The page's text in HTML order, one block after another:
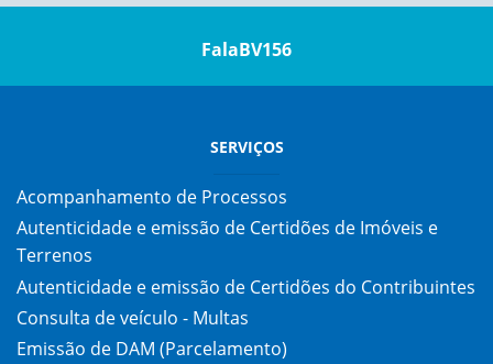
FalaBV156
SERVIÇOS
Acompanhamento de Processos
Autenticidade e emissão de Certidões de Imóveis e
Terrenos
Autenticidade e emissão de Certidões do Contribuintes
Consulta de veículo - Multas
Emissão de DAM (Parcelamento)